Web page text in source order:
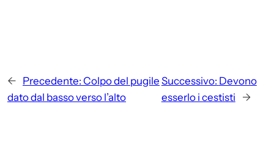
← Precedente: Colpo del pugile
dato dal basso verso l’alto
Successivo: Devono
esserlo i cestisti
→